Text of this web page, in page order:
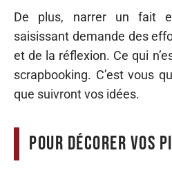
De plus, narrer un fait
saisissant demande des
et de la réflexion. Ce qui
scrapbooking. C’est vous
que suivront vos idées.
Pour décorer vos